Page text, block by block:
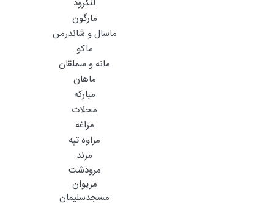
لنگرود
مارگون
ماسال و شاندرمن
ماکو
مانه و سملقان
ماهان
مبارکه
محلات
مراغه
مراوه تپه
مرند
مرودشت
مریوان
مسجدسلیمان